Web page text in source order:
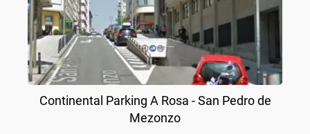
Continental Parking A Rosa - San Pedro de
Mezonzo